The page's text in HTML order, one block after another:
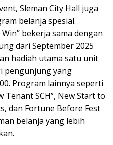
Sleman City Hall juga
belanja spesial.
bekerja sama dengan
dari September 2025
hadiah utama satu unit
pengunjung yang
Program lainnya seperti
Tenant SCH”, New Start to
dan Fortune Before Fest
belanja yang lebih